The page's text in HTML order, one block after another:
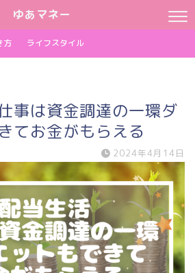
ゆあマネー
方 ライフスタイル
事は資金調達の一環ダ
てお金がもらえる
2024年4月14日